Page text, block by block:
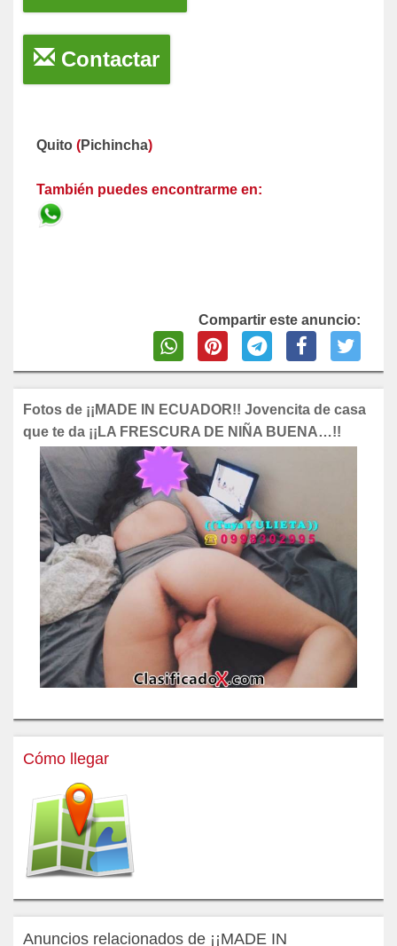
Contactar
Quito (Pichincha)
También puedes encontrarme en:
Compartir este anuncio:
Fotos de ¡¡MADE IN ECUADOR!! Jovencita de casa
que te da ¡¡LA FRESCURA DE NIÑA BUENA…!!
Cómo llegar
Anuncios relacionados de ¡¡MADE IN